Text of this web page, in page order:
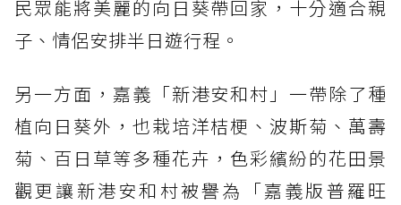
民眾能將美麗的向日葵帶回家，十分適合親
子、情侶安排半日遊行程。
另一方面，嘉義「新港安和村」一帶除了種
植向日葵外，也栽培洋桔梗、波斯菊、萬壽
菊、百日草等多種花卉，色彩繽紛的花田景
觀更讓新港安和村被譽為「嘉義版普羅旺